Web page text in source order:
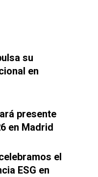
su
en
presente
en Madrid
el
ESG en